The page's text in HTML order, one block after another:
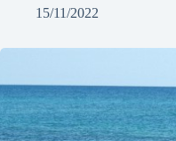
15/11/2022